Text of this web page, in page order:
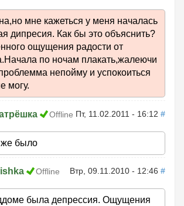
мне кажеться у меня началась
дипресия. Как бы это объяснить?
ощущения радости от
по ночам плакать,жалеючи
непойму и успокоиться
могу.
Offline Пт, 11.02.2011 - 16:12 #
же было
Offline Втр, 09.11.2010 - 12:46 #
была депрессия. Ощущения